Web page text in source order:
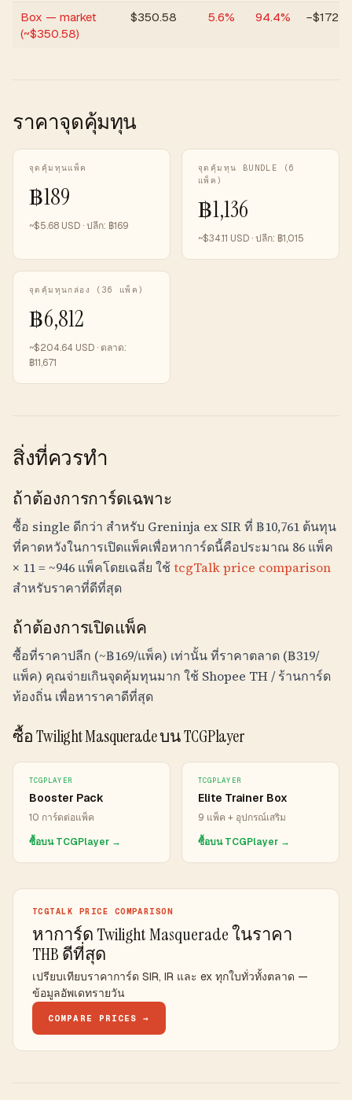
Box — market
(~$350.58)
$350.58 5.6% 94.4% −$172
ราคาจุดคุ้มทุน
จุดคุ้มทุนแพ็ค
฿189
~$5.68 USD · ปลีก: ฿169
จุดคุ้มทุน BUNDLE (6
แพ็ค)
฿1,136
~$34.11 USD · ปลีก: ฿1,015
จุดคุ้มทุนกล่อง (36 แพ็ค)
฿6,812
~$204.64 USD · ตลาด:
฿11,671
สิ่งที่ควรทำ
ถ้าต้องการการ์ดเฉพาะ
ซื้อ single ดีกว่า สำหรับ Greninja ex SIR ที่ ฿10,761 ต้นทุน
ที่คาดหวังในการเปิดแพ็คเพื่อหาการ์ดนี้คือประมาณ 86 แพ็ค
× 11 = ~946 แพ็คโดยเฉลี่ย ใช้tcgTalk price comparison
สำหรับราคาที่ดีที่สุด
ถ้าต้องการเปิดแพ็ค
ซื้อที่ราคาปลีก (~฿169/แพ็ค) เท่านั้น ที่ราคาตลาด (฿319/
แพ็ค) คุณจ่ายเกินจุดคุ้มทุนมาก ใช้ Shopee TH / ร้านการ์ด
ท้องถิ่น เพื่อหาราคาดีที่สุด
ซื้อ Twilight Masquerade บน TCGPlayer
TCGPLAYER
Booster Pack
10 การ์ดต่อแพ็ค
ซื้อบน TCGPlayer →
TCGPLAYER
Elite Trainer Box
9 แพ็ค + อุปกรณ์เสริม
ซื้อบน TCGPlayer →
TCGTALK PRICE COMPARISON
หาการ์ด Twilight Masquerade ในราคา
THB ดีที่สุด
เปรียบเทียบราคาการ์ด SIR, IR และ ex ทุกใบทั่วทั้งตลาด —
ข้อมูลอัพเดทรายวัน
COMPARE PRICES →